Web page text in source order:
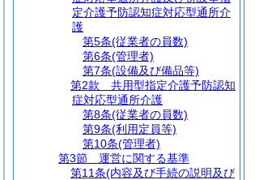
定介護予防認知症対応型通所介
護
第5条(従業者の員数)
第6条(管理者)
第7条(設備及び備品等)
第2款
共用型指定介護予防認知
症対応型通所介護
第8条(従業者の員数)
第9条(利用定員等)
第10条(管理者)
第3節
運営に関する基準
第11条(内容及び手続の説明及び